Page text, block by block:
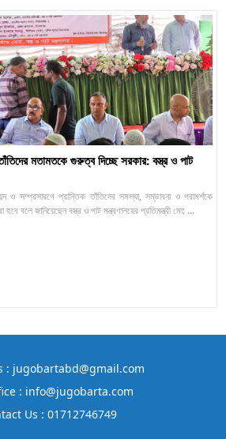
মতামতকে গুরুত্ব দিচ্ছে সরকার: বস্ত্র ও পাট
ও সম্প্রসারণে প্রান্তিক তাঁতিদের সমস্যা, সম্ভাবনা ও পরামর্শকে
বলে জানিয়েছেন বস্ত্র ও পাট মন্ত্রণালয়ের প্রতিমন্ত্রী মো: ...
: jugobartabd@gmail.com
: info@jugobarta.com
Us : 01712746749